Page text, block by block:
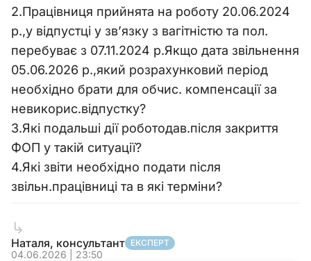
2.Працівниця прийнята на роботу 20.06.2024
р.,у відпустці у зв’язку з вагітністю та пол.
перебуває з 07.11.2024 р.Якщо дата звільнення
05.06.2026 р.,який розрахунковий період
необхідно брати для обчис. компенсації за
невикорис.відпустку?
3.Які подальші дії роботодав.після закриття
ФОП у такій ситуації?
4.Які звіти необхідно подати після
звільн.працівниці та в які терміни?
Наталя, консультант ЕКСПЕРТ
04.06.2026 | 23:50